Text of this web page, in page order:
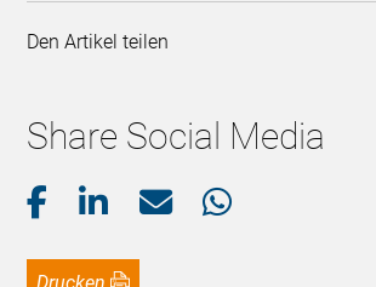
Den Artikel teilen
Share Social Media
Drucken